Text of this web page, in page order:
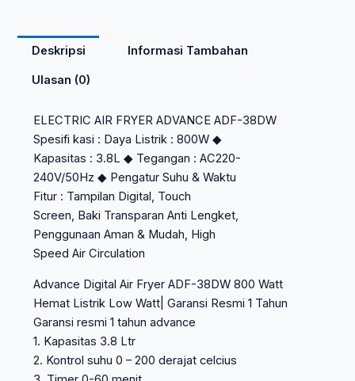
Deskripsi Informasi Tambahan
Ulasan (0)
ELECTRIC AIR FRYER ADVANCE ADF-38DW
Spesifi kasi : Daya Listrik : 800W ◆
Kapasitas : 3.8L ◆ Tegangan : AC220-
240V/50Hz ◆ Pengatur Suhu & Waktu
Fitur : Tampilan Digital, Touch
Screen, Baki Transparan Anti Lengket,
Penggunaan Aman & Mudah, High
Speed Air Circulation
Advance Digital Air Fryer ADF-38DW 800 Watt
Hemat Listrik Low Watt| Garansi Resmi 1 Tahun
Garansi resmi 1 tahun advance
1. Kapasitas 3.8 Ltr
2. Kontrol suhu 0 – 200 derajat celcius